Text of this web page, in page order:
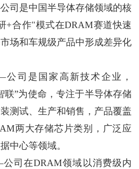
是中国半导体存储领域的核
+合作"模式在DRAM赛道快速
场和车规级产品中形成差异化
是国家高新技术企业，
联”为使命，专注于半导体存储
测试、生产和销售，产品覆盖
两大存储芯片类别，广泛应
中心等领域。
在DRAM领域以消费级内